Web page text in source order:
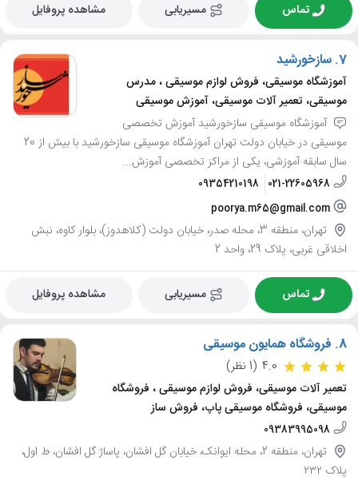
تماس مسیریابی مشاهده پروفایل
7. سازخورشید
آموزشگاه موسیقی، فروش لوازم موسیقی ، مدرس
موسیقی، تعمیر آلات موسیقی، آموزش موسیقی
آموزشگاه موسیقی سازخورشید آموزش تخصصی
موسیقی در خیابان دولت تهران آموزشگاه موسیقی سازخورشید با بیش از 20
سال سابقه آموزشی، یکی از مراکز تخصصی آموزش...
021-22605968
09354210198
poorya.m65@gmail.com
تهران، منطقه 3، محله صدر، خیابان دولت (کلاهدوز)، بلوار کاوه، نبش
اخلاقی غربی، پلاک 29، واحد 2
تماس مسیریابی مشاهده پروفایل
8. فروشگاه همایون موسیقی
4.0 (1 نظر)
تعمیر آلات موسیقی، فروش لوازم موسیقی ، فروشگاه
موسیقی، فروشگاه موسیقی پاپ، فروش ساز
09383995098
تهران، منطقه 2، محله ایوانک، خیابان گل افشان، پاساژ گل افشان، ط اول،
پلاک ۲۳۲